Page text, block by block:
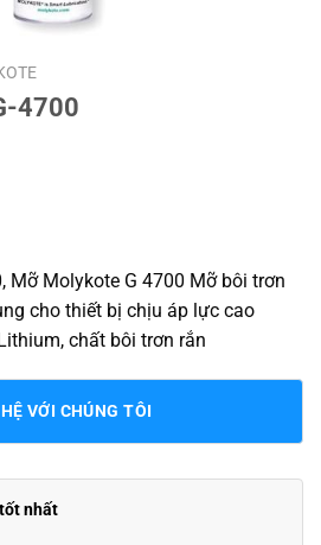
4700
Mỡ Molykote G 4700 Mỡ bôi trơn
cho thiết bị chịu áp lực cao
chất bôi trơn rắn
VỚI CHÚNG TÔI
nhất